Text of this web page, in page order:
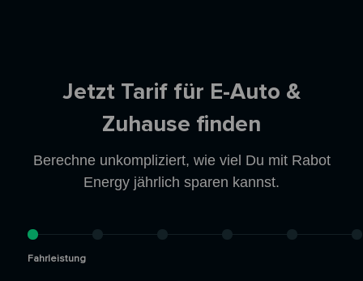
Jetzt Tarif für E-Auto &
Zuhause finden
Berechne unkompliziert, wie viel Du mit Rabot
Energy jährlich sparen kannst.
Fahrleistung